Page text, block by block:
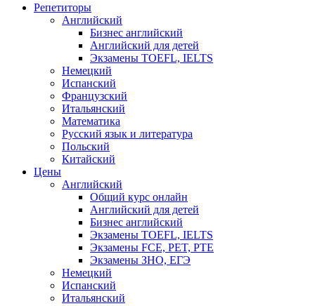
Репетиторы
Английский
Бизнес английский
Английский для детей
Экзамены TOEFL, IELTS
Немецкий
Испанский
Французский
Итальянский
Математика
Русский язык и литература
Польский
Китайский
Цены
Английский
Общий курс онлайн
Английский для детей
Бизнес английский
Экзамены TOEFL, IELTS
Экзамены FCE, PET, PTE
Экзамены ЗНО, ЕГЭ
Немецкий
Испанский
Итальянский